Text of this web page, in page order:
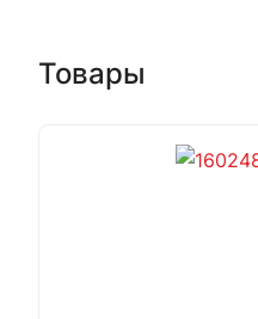
Товары